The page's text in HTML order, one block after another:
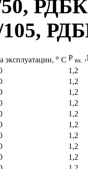
эксплуатации, о С Р вх.
1,2
1,2
1,2
1,2
1,2
1,2
1,2
1,2
1,2